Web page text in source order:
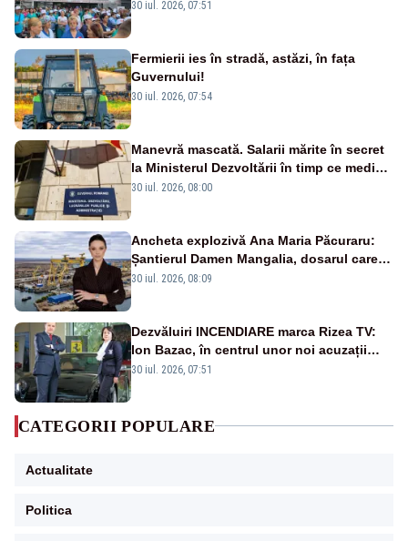
30 iul. 2026, 07:51
Fermierii ies în stradă, astăzi, în fața
Guvernului!
30 iul. 2026, 07:54
Manevră mascată. Salarii mărite în secret
la Ministerul Dezvoltării în timp ce medicii
ies în stradă
30 iul. 2026, 08:00
Ancheta explozivă Ana Maria Păcuraru:
Șantierul Damen Mangalia, dosarul care
scufundă apărarea României
30 iul. 2026, 08:09
Dezvăluiri INCENDIARE marca Rizea TV:
Ion Bazac, în centrul unor noi acuzații
publice
30 iul. 2026, 07:51
CATEGORII POPULARE
Actualitate
Politica